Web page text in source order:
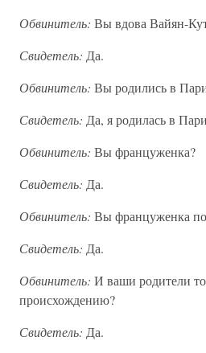
Обвинитель: Вы вдова Вайян-
Свидетель: Да.
Обвинитель: Вы родились в
Свидетель: Да, я родилась в
Обвинитель: Вы француженка?
Свидетель: Да.
Обвинитель: Вы француженка
Свидетель: Да.
Обвинитель: И ваши родители
происхождению?
Свидетель: Да.